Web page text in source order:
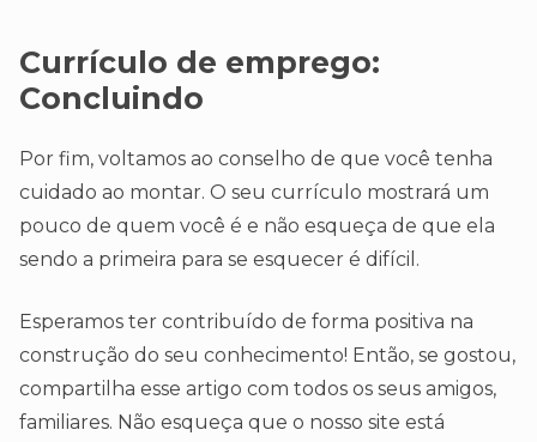
Currículo de emprego:
Concluindo
Por fim, voltamos ao conselho de que você tenha
cuidado ao montar. O seu currículo mostrará um
pouco de quem você é e não esqueça de que ela
sendo a primeira para se esquecer é difícil.
Esperamos ter contribuído de forma positiva na
construção do seu conhecimento! Então, se gostou,
compartilha esse artigo com todos os seus amigos,
familiares. Não esqueça que o nosso site está